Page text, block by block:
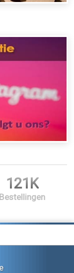
121K
Bestellingen